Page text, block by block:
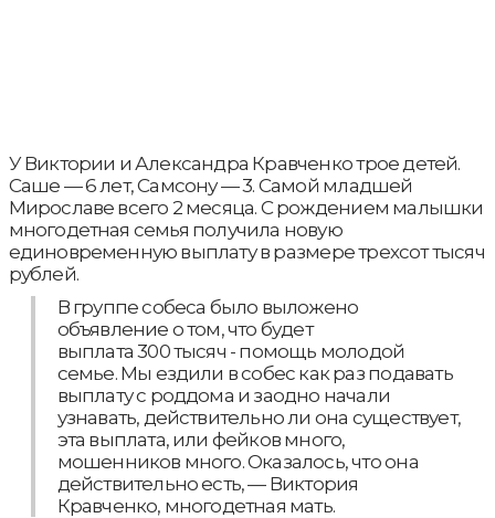
У Виктории и Александра Кравченко трое детей.
Саше — 6 лет, Самсону — 3. Самой младшей
Мирославе всего 2 месяца. С рождением малышки
многодетная семья получила новую
единовременную выплату в размере трехсот тысяч
рублей.
В группе собеса было выложено
объявление о том, что будет
выплата 300 тысяч - помощь молодой
семье. Мы ездили в собес как раз подавать
выплату с роддома и заодно начали
узнавать, действительно ли она существует,
эта выплата, или фейков много,
мошенников много. Оказалось, что она
действительно есть, — Виктория
Кравченко, многодетная мать.